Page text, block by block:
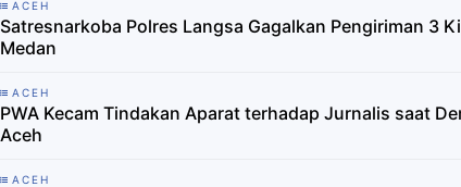
ACEH
Satresnarkoba Polres Langsa Gagalkan Pengiriman 3
Medan
ACEH
PWA Kecam Tindakan Aparat terhadap Jurnalis saat
Aceh
ACEH